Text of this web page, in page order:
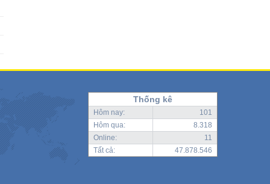
Thống kê
Hôm nay:
101
Hôm qua:
8.318
Online:
11
Tất cả:
47.878.546